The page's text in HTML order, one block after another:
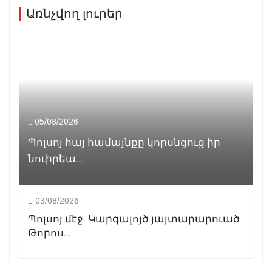
Առնչվող լուրեր
05/08/2026
Պոլսոյ հայ համայնքը կորսնցուց իր
նուիրեա...
03/08/2026
Պոլսոյ մէջ. Կարգալոյծ յայտարարուած
Թորոս...